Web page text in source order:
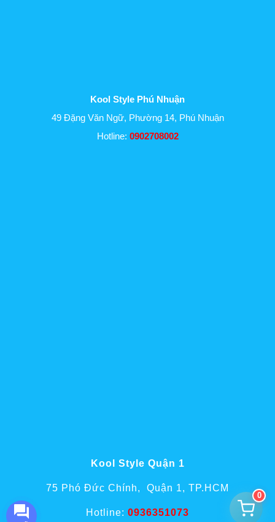
Kool Style Phú Nhuận
49 Đặng Văn Ngữ, Phường 14, Phú Nhuận
Hotline: 0902708002
Kool Style Quận 1
75 Phó Đức Chính, Quận 1, TP.HCM
Hotline: 0936351073
0